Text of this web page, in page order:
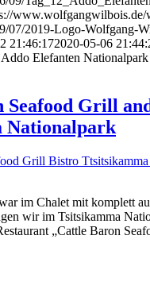
www.wolfgangwilbois.de/
07/2019-Logo-Wolfgang-
21:46:172020-05-06
Elefanten Nationalpark
Seafood Grill
Nationalpark
im Chalet mit komplett
wir im Tsitsikamma
„Cattle Baron